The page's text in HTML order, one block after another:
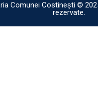
Comunei Costinești ©
rezervate.